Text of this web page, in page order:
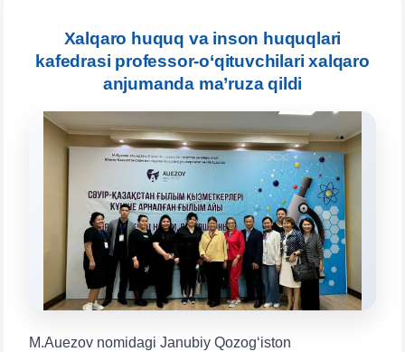
Xalqaro huquq va inson huquqlari
kafedrasi professor-o‘qituvchilari xalqaro
anjumanda ma’ruza qildi
M.Auezov nomidagi Janubiy Qozog‘iston
Qabul bo'yicha murojaatlaringizni ushbu
chatda qoldiring.
Mavzuni tanlang — keyin shu mavzudagi aniq
savollar chiqadi:
1. Hujjatlar (bakalavr) (5) 2. Hujjatlar (magistr) (4)
3. Suhbat (bakalavr) (8) 4. Suhbat (magistr) (5)
5. To'lov-kontrakt (2) 6. Elektron ariza (16)
7. Call-center (4) 8. Bakalavriat kvotasi (3)
9. Magistratura kvotasi (4) ✉️ Adminga yozish